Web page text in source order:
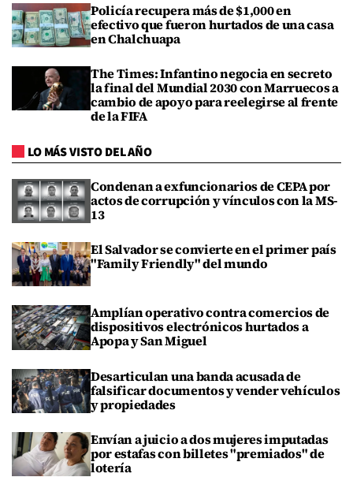
Policía recupera más de $1,000 en
efectivo que fueron hurtados de una casa
en Chalchuapa
The Times: Infantino negocia en secreto
la final del Mundial 2030 con Marruecos a
cambio de apoyo para reelegirse al frente
de la FIFA
LO MÁS VISTO DEL AÑO
Condenan a exfuncionarios de CEPA por
actos de corrupción y vínculos con la MS-
13
El Salvador se convierte en el primer país
"Family Friendly" del mundo
Amplían operativo contra comercios de
dispositivos electrónicos hurtados a
Apopa y San Miguel
Desarticulan una banda acusada de
falsificar documentos y vender vehículos
y propiedades
Envían a juicio a dos mujeres imputadas
por estafas con billetes "premiados" de
lotería